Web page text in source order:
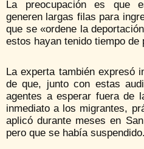
La preocupación es que
generen largas filas para
que se «ordene la
estos hayan tenido tiempo de
La experta también expresó
de que, junto con estas
agentes a esperar fuera de
inmediato a los migrantes,
aplicó durante meses en
pero que se había